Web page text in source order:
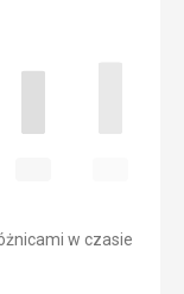
w czasie